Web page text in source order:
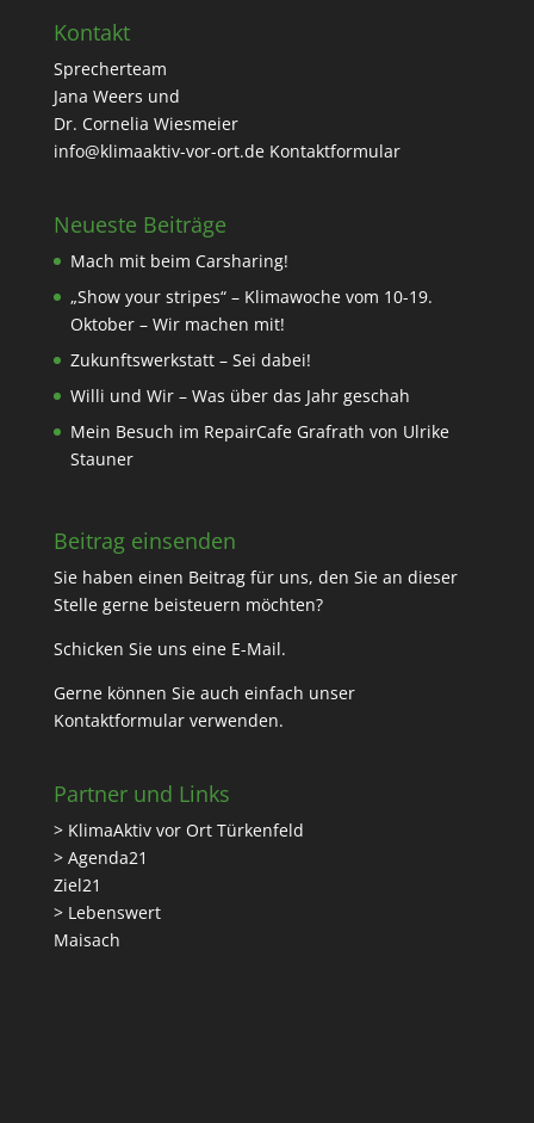
Kontakt
Sprecherteam
Jana Weers und
Dr. Cornelia Wiesmeier
info@klimaaktiv-vor-ort.de Kontaktformular
Neueste Beiträge
Mach mit beim Carsharing!
„Show your stripes“ – Klimawoche vom 10-19.
Oktober – Wir machen mit!
Zukunftswerkstatt – Sei dabei!
Willi und Wir – Was über das Jahr geschah
Mein Besuch im RepairCafe Grafrath von Ulrike
Stauner
Beitrag einsenden
Sie haben einen Beitrag für uns, den Sie an dieser
Stelle gerne beisteuern möchten?
Schicken Sie uns eine E-Mail.
Gerne können Sie auch einfach unser
Kontaktformularverwenden.
Partner und Links
> KlimaAktiv vor Ort Türkenfeld
> Agenda21
Ziel21
> Lebenswert
Maisach